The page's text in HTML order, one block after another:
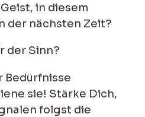
in diesem
der nächsten Zeit?
der Sinn?
Bedürfnisse
sie! Stärke Dich,
folgst die